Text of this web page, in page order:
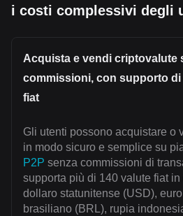
i costi complessivi degli
Acquista e vendi criptovalute
commissioni, con supporto di
fiat
Gli utenti possono acquistare o
in modo sicuro e semplice su
P2P senza commissioni di
supporta più di 140 valute fiat
dollaro statunitense (USD), euro
brasiliano (BRL), rupia